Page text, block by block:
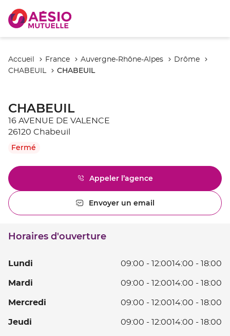
Accueil France Auvergne-Rhône-Alpes
Drôme
CHABEUIL
CHABEUIL
CHABEUIL
16 AVENUE DE VALENCE
26120 Chabeuil
Fermé
Appeler l’agence
Afficher
le
numéro
CHABEUIL
Envoyer un email
l'agence
CHABEUIL
Horaires d'ouverture
Lundi 09:00 - 12:0014:00 - 18:00
Mardi 09:00 - 12:0014:00 - 18:00
Mercredi 09:00 - 12:0014:00 - 18:00
Jeudi 09:00 - 12:0014:00 - 18:00